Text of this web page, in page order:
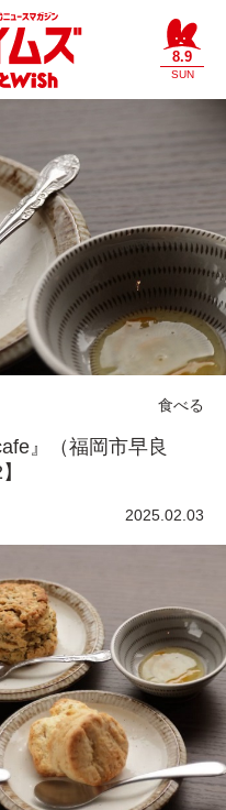
8.9
SUN
食べる
』（福岡市早良
2025.02.03